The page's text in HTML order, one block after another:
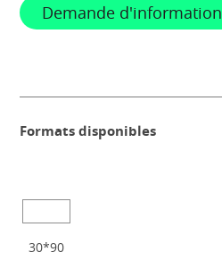
Demande d'information
Formats disponibles
30*90